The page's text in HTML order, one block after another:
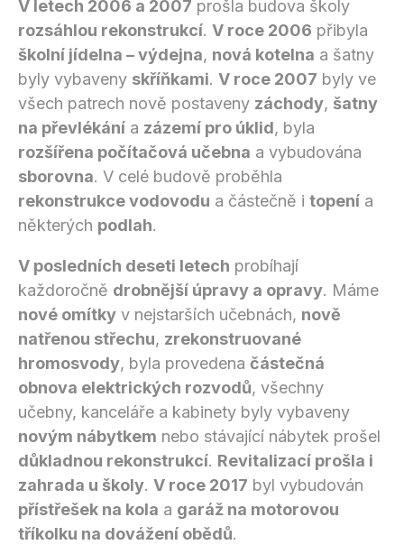
V letech 2006 a 2007 prošla budova školy
rozsáhlou rekonstrukcí. V roce 2006 přibyla
školní jídelna – výdejna, nová kotelna a šatny
byly vybaveny skříňkami. V roce 2007 byly ve
všech patrech nově postaveny záchody, šatny
na převlékání a zázemí pro úklid, byla
rozšířena počítačová učebna a vybudována
sborovna. V celé budově proběhla
rekonstrukce vodovodu a částečně i topení a
některých podlah.
V posledních deseti letech probíhají
každoročně drobnější úpravy a opravy. Máme
nové omítky v nejstarších učebnách, nově
natřenou střechu, zrekonstruované
hromosvody, byla provedena částečná
obnova elektrických rozvodů, všechny
učebny, kanceláře a kabinety byly vybaveny
novým nábytkem nebo stávající nábytek prošel
důkladnou rekonstrukcí. Revitalizací prošla i
zahrada u školy. V roce 2017 byl vybudován
přístřešek na kola a garáž na motorovou
tříkolku na dovážení obědů.